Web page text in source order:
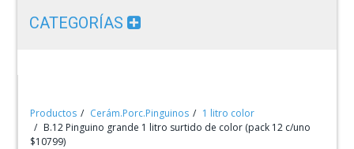
CATEGORÍAS
Productos Cerám.Porc.Pinguinos
1 litro color
B.12 Pinguino grande 1 litro surtido de color (pack 12 c/uno
$10799)